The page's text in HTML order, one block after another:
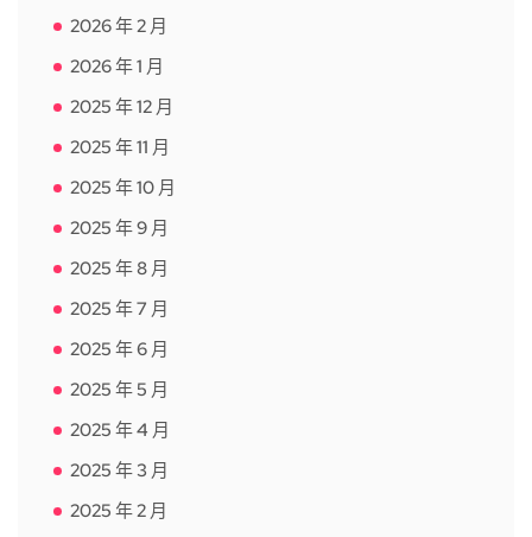
2026 年 2 月
2026 年 1 月
2025 年 12 月
2025 年 11 月
2025 年 10 月
2025 年 9 月
2025 年 8 月
2025 年 7 月
2025 年 6 月
2025 年 5 月
2025 年 4 月
2025 年 3 月
2025 年 2 月